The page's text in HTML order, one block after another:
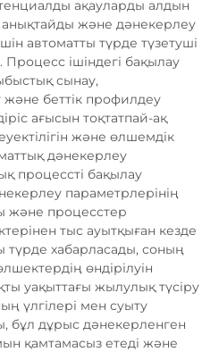
ақауларды алдын
анықтайды және дәнекерлеу
автоматты түрде түзетуші
ішіндегі бақылау
сынау,
беттік профилдеу
ағысын тоқтатпай-ақ
және өлшемдік
дәнекерлеу
процессті бақылау
параметрлерінің
және процесстер
тыс ауытқыған кезде
түрде хабарласады, соның
өндірілуін
уақыттағы жылулық түсіру
үлгілері мен суыту
дұрыс дәнекерленген
қамтамасыз етеді және